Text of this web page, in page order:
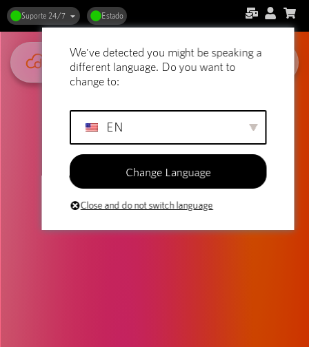
Suporte 24/7 Estado
We've detected you might be speaking a
different language. Do you want to
change to:
EN
Change Language
Close and do not switch language